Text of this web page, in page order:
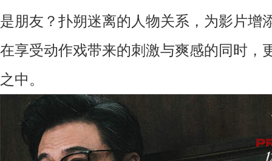
是朋友？ 扑朔迷离的人物关系，为影片增
在享受动作戏带来的刺激与爽感的同时 ，
之中。